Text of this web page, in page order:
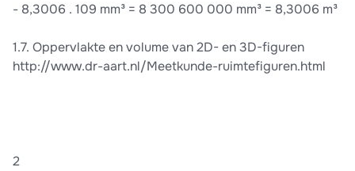
- 8,3006 . 109 mm³ = 8 300 600 000 mm³ = 8,3006 m³
1.7. Oppervlakte en volume van 2D- en 3D-figuren
http://www.dr-aart.nl/Meetkunde-ruimtefiguren.html
2